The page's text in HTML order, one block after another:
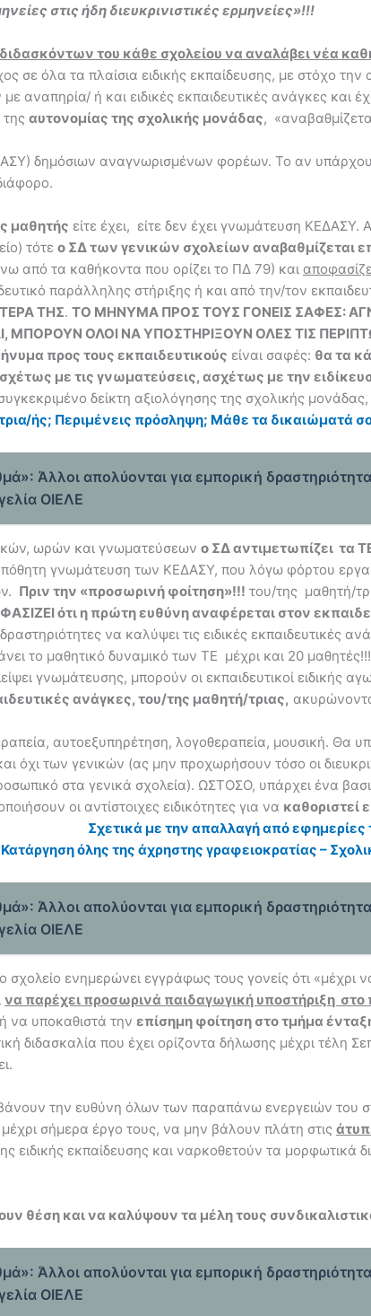
στις ήδη διευκρινιστικές ερμηνείες»!!!
του κάθε σχολείου να αναλάβει νέα
σε όλα τα πλαίσια ειδικής εκπαίδευσης, με στόχο
αναπηρία/ ή και ειδικές εκπαιδευτικές ανάγκες και
αυτονομίας της σχολικής μονάδας,
δημόσιων αναγνωρισμένων φορέων. Το αν
μαθητής είτε έχει, είτε δεν έχει γνωμάτευση
τότε ο ΣΔ των γενικών σχολείων αναβαθμίζεται
από τα καθήκοντα που ορίζει το ΠΔ 79) και
παράλληλης στήριξης ή και από την/τον
ΤΗΣ. ΤΟ ΜΗΝΥΜΑ ΠΡΟΣ ΤΟΥΣ ΓΟΝΕΙΣ ΣΑΦΕΣ:
ΜΠΟΡΟΥΝ ΟΛΟΙ ΝΑ ΥΠΟΣΤΗΡΙΞΟΥΝ ΟΛΕΣ ΤΙΣ
προς τους εκπαιδευτικούς είναι σαφές: θα τα
με τις γνωματεύσεις, ασχέτως με την
δείκτη αξιολόγησης της σχολικής
ής; Περιμένεις πρόσληψη; Μάθε τα δικαιώματά
Άλλοι απολύονται για εμπορική
ΟΙΕΛΕ
ωρών και γνωματεύσεων ο ΣΔ αντιμετωπίζει τα
γνωμάτευση των ΚΕΔΑΣΥ, που λόγω φόρτου
Πριν την «προσωρινή φοίτηση»!!! του/της μαθητή/
ότι η πρώτη ευθύνη αναφέρεται στον
να καλύψει τις ειδικές εκπαιδευτικές
το μαθητικό δυναμικό των ΤΕ μέχρι και 20
γνωμάτευσης, μπορούν οι εκπαιδευτικοί ειδικής
ανάγκες, του/της μαθητή/τριας,
αυτοεξυπηρέτηση, λογοθεραπεία, μουσική. Θα
όχι των γενικών (ας μην προχωρήσουν τόσο οι
στα γενικά σχολεία). ΩΣΤΟΣΟ, υπάρχει ένα
οι αντίστοιχες ειδικότητες για να καθοριστεί
Σχετικά με την απαλλαγή από
όλης της άχρηστης γραφειοκρατίας –
Άλλοι απολύονται για εμπορική
ΟΙΕΛΕ
σχολείο ενημερώνει εγγράφως τους γονείς ότι
να παρέχει προσωρινά παιδαγωγική υποστήριξη στο
να υποκαθιστά την επίσημη φοίτηση στο τμήμα
διδασκαλία που έχει ορίζοντα δήλωσης μέχρι τέλη
την ευθύνη όλων των παραπάνω ενεργειών του
σήμερα έργο τους, να μην βάλουν πλάτη στις
ειδικής εκπαίδευσης και ναρκοθετούν τα μορφωτικά
και να καλύψουν τα μέλη τους
Άλλοι απολύονται για εμπορική
ΟΙΕΛΕ